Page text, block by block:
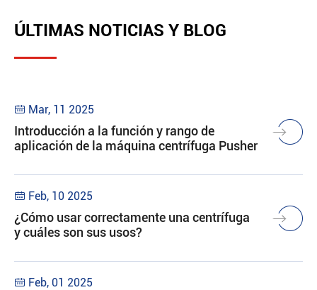
ÚLTIMAS NOTICIAS Y BLOG
 Mar, 11 2025
Introducción a la función y rango de
aplicación de la máquina centrífuga Pusher
 Feb, 10 2025
¿Cómo usar correctamente una centrífuga
y cuáles son sus usos?
 Feb, 01 2025